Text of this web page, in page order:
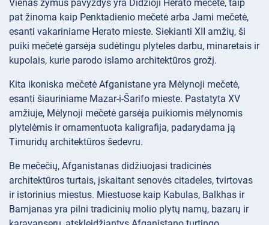
Vienas žymus pavyzdys yra Didžioji Herato mečetė, taip
pat žinoma kaip Penktadienio mečetė arba Jami mečetė,
esanti vakariniame Herato mieste. Siekianti XII amžių, ši
puiki mečetė garsėja sudėtingu plyteles darbu, minaretais ir
kupolais, kurie parodo islamo architektūros grožį.
Kita ikoniska mečetė Afganistane yra Mėlynoji mečetė,
esanti šiauriniame Mazar-i-Šarifo mieste. Pastatyta XV
amžiuje, Mėlynoji mečetė garsėja puikiomis mėlynomis
plytelėmis ir ornamentuota kaligrafija, padarydama ją
Timuridų architektūros šedevru.
Be mečečių, Afganistanas didžiuojasi tradicinės
architektūros turtais, įskaitant senovės citadeles, tvirtovas
ir istorinius miestus. Miestuose kaip Kabulas, Balkhas ir
Bamjanas yra pilni tradicinių molio plytų namų, bazarų ir